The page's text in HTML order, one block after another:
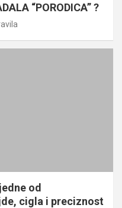
“PORODICA” ?
od
cigla i preciznost